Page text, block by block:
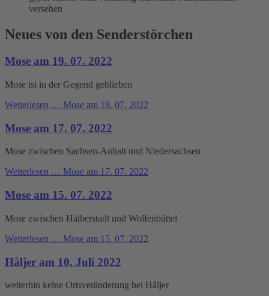
Neues von den Senderstörchen
Mose am 19. 07. 2022
Mose ist in der Gegend geblieben
Weiterlesen … Mose am 19. 07. 2022
Mose am 17. 07. 2022
Mose zwischen Sachsen-Anhalt und Niedersachsen
Weiterlesen … Mose am 17. 07. 2022
Mose am 15. 07. 2022
Mose zwischen Halberstadt und Wolfenbüttel
Weiterlesen … Mose am 15. 07. 2022
Håljer am 10. Juli 2022
weiterhin keine Ortsveränderung bei Håljer